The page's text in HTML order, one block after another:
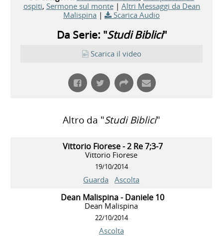
ospiti, Sermone sul monte| Altri Messaggi da Dean
Malispina | Scarica Audio
Da Serie: "Studi Biblici"
Scarica il video
Altro da "Studi Biblici"
Vittorio Fiorese - 2 Re 7;3-7
Vittorio Fiorese
19/10/2014
Guarda Ascolta
Dean Malispina - Daniele 10
Dean Malispina
22/10/2014
Ascolta